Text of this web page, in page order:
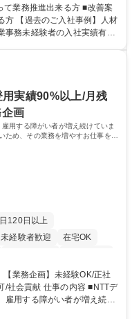
務システムがきちんと構築さ
ができる環境です。また、
経験可
業務推進出来る方 ■改善案
方 【過去のご入社事例】人材
事務未経験者の入社実績有
サポート、改善の動きも期
チームに貢献し、結果的に
。平均19:30の退勤以降の業
る働き方となります。 学
： 資格：
用実績90%以上/月残
画
用する障がい者が増え続けていま
め、その業務を増やすお仕事を担
120日以上
未経験者歓迎
在宅OK
内容 ■NTTデ
雇用する障がい者が増え続け
増加数が多いため、その業